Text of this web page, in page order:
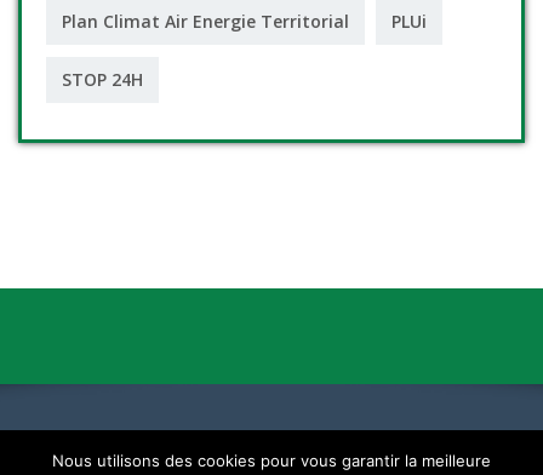
Plan Climat Air Energie Territorial PLUi
STOP 24H
Nous utilisons des cookies pour vous garantir la meilleure